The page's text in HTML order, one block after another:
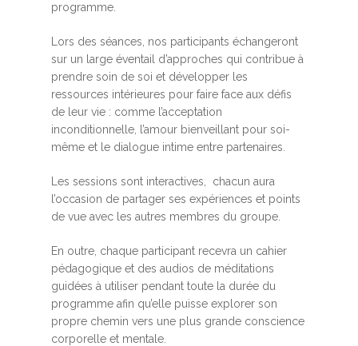
programme.
Lors des séances, nos participants échangeront
sur un large éventail d’approches qui contribue à
prendre soin de soi et développer les
ressources intérieures pour faire face aux défis
de leur vie : comme l’acceptation
inconditionnelle, l’amour bienveillant pour soi-
même et le dialogue intime entre partenaires.
Les sessions sont interactives, chacun aura
l’occasion de partager ses expériences et points
de vue avec les autres membres du groupe.
En outre, chaque participant recevra un cahier
pédagogique et des audios de méditations
guidées à utiliser pendant toute la durée du
programme afin qu’elle puisse explorer son
propre chemin vers une plus grande conscience
corporelle et mentale.